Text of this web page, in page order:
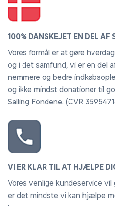
100% DANSKEJET EN DEL AF
Vores formål er at gøre
og i det samfund, vi er en del
nemmere og bedre
og ikke mindst donationer til
Salling Fondene. (CVR
VI ER KLAR TIL AT HJÆLPE
Vores venlige kundeservice vil
er det mindste vi kan hjælpe